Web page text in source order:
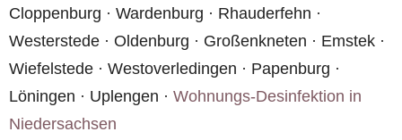
Cloppenburg · Wardenburg · Rhauderfehn ·
Westerstede · Oldenburg · Großenkneten · Emstek ·
Wiefelstede · Westoverledingen · Papenburg ·
Löningen · Uplengen · Wohnungs-Desinfektion in
Niedersachsen